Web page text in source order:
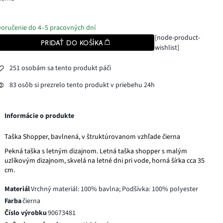
do 4–5 pracovných dní
PRIDAŤ DO KOŠÍKA
[node-product-
wishlist]
251 osobám sa tento produkt páči
83 osôb si prezrelo tento produkt v priebehu 24h
Informácie o produkte
Taška Shopper, bavlnená, v štruktúrovanom vzhľade čierna
Pekná taška s letným dizajnom. Letná taška shopper s malým
uzlíkovým dizajnom, skvelá na letné dni pri vode, horná šírka cca 35
cm.
MateriálVrchný materiál: 100% bavlna; Podšívka: 100% polyester
Farbačierna
Číslo výrobku90673481